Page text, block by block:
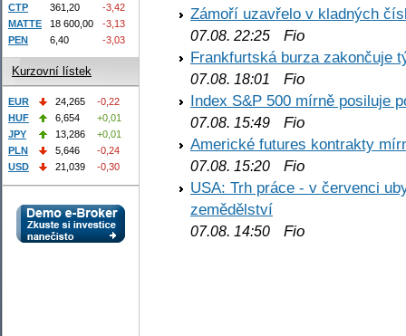
Zámoří uzavřelo v kladných
07.08. 22:25 Fio
Frankfurtská burza zakončuje
07.08. 18:01
Fio
Index S&P 500 mírně posiluje
07.08. 15:49 Fio
Americké futures kontrakty
07.08. 15:20 Fio
USA: Trh práce - v červenci
zemědělství
07.08. 14:50 Fio
CTP
361,20
-3,42
MATTE
18 600,00
-3,13
PEN
6,40 -3,03
Kurzovní lístek
EUR 24,265
-0,22
HUF
6,654
+0,01
JPY
13,286
+0,01
PLN
5,646
-0,24
USD
21,039 -0,30